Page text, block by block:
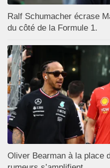
Ralf Schumacher écrase
du côté de la Formule 1.
Oliver Bearman à la place